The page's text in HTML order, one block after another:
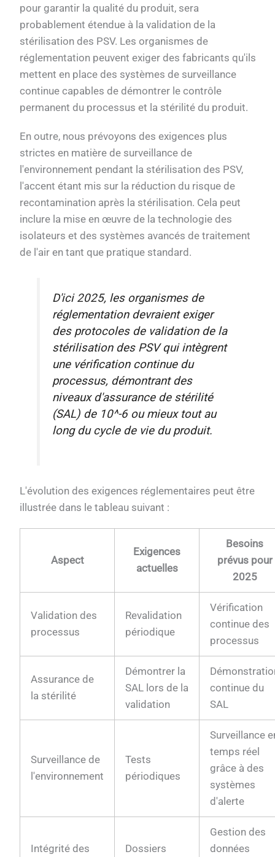
pour garantir la qualité du produit, sera
probablement étendue à la validation de la
stérilisation des PSV. Les organismes de
réglementation peuvent exiger des fabricants qu'ils
mettent en place des systèmes de surveillance
continue capables de démontrer le contrôle
permanent du processus et la stérilité du produit.
En outre, nous prévoyons des exigences plus
strictes en matière de surveillance de
l'environnement pendant la stérilisation des PSV,
l'accent étant mis sur la réduction du risque de
recontamination après la stérilisation. Cela peut
inclure la mise en œuvre de la technologie des
isolateurs et des systèmes avancés de traitement
de l'air en tant que pratique standard.
D'ici 2025, les organismes de
réglementation devraient exiger
des protocoles de validation de la
stérilisation des PSV qui intègrent
une vérification continue du
processus, démontrant des
niveaux d'assurance de stérilité
(SAL) de 10^-6 ou mieux tout au
long du cycle de vie du produit.
L'évolution des exigences réglementaires peut être
illustrée dans le tableau suivant :
Aspect
Exigences
actuelles
Besoins
prévus pour
2025
Validation des
processus
Revalidation
périodique
Vérification
continue des
processus
Assurance de
la stérilité
Démontrer la
SAL lors de la
validation
continue du
SAL
Surveillance de
l'environnement
Tests
périodiques
Surveillance
temps réel
grâce à des
systèmes
d'alerte
Intégrité des Dossiers
Gestion des
données